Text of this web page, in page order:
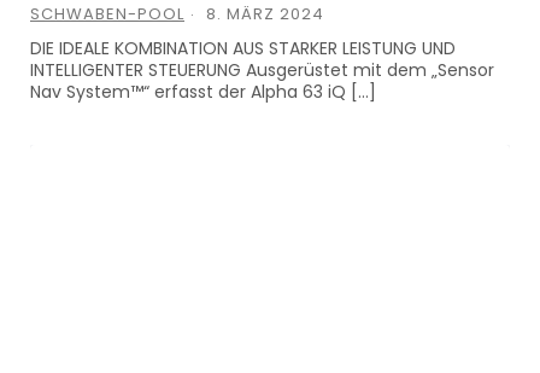
SCHWABEN-POOL 8. MÄRZ 2024
DIE IDEALE KOMBINATION AUS STARKER LEISTUNG UND
INTELLIGENTER STEUERUNG Ausgerüstet mit dem „Sensor
Nav System™“ erfasst der Alpha 63 iQ […]